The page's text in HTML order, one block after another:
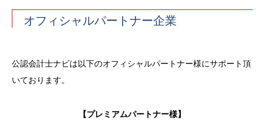
オフィシャルパートナー企業
公認会計士ナビは以下のオフィシャルパートナー様にサポート頂
いております。
【プレミアムパートナー様】